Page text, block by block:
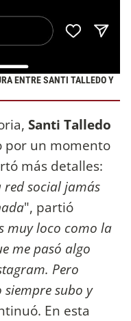
ENTRE SANTI TALLEDO Y
Santi Talledo
por un momento
más detalles:
red social jamás
", partió
muy loco como la
me pasó algo
Pero
subo y
En esta